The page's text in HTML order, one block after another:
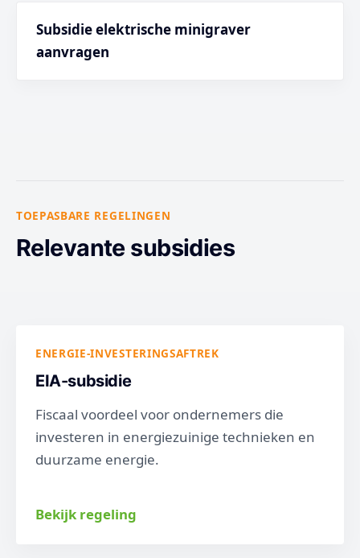
Subsidie elektrische minigraver
aanvragen
TOEPASBARE REGELINGEN
Relevante subsidies
ENERGIE-INVESTERINGSAFTREK
EIA-subsidie
Fiscaal voordeel voor ondernemers die
investeren in energiezuinige technieken en
duurzame energie.
Bekijk regeling